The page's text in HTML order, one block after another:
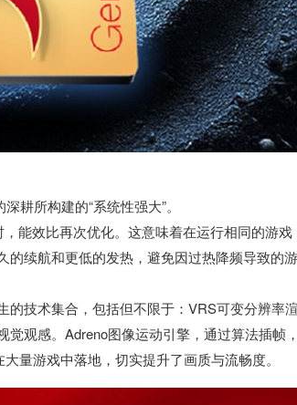
耕所构建的“系统性强大”。
能效比再次优化。这意味着在运行相同的游戏
续航和更低的发热，避免因过热降频导致的
的技术集合，包括但不限于：VRS可变分辨率
观感。Adreno图像运动引擎，通过算法插帧
量游戏中落地，切实提升了画质与流畅度。